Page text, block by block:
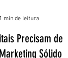
11 min de leitura